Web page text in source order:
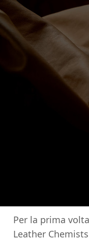
Per la prima
Leather